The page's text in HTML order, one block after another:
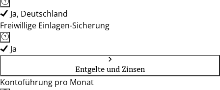
Ja, Deutschland
Freiwillige Einlagen-Sicherung
Ja
Entgelte und Zinsen
Kontoführung pro Monat